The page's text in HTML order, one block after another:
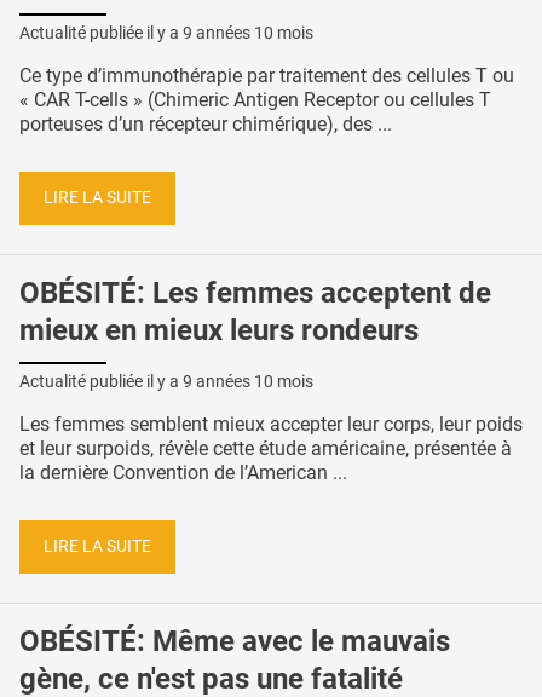
Actualité publiée il y a 9 années 10 mois
Ce type d’immunothérapie par traitement des cellules T ou
« CAR T-cells » (Chimeric Antigen Receptor ou cellules T
porteuses d’un récepteur chimérique), des ...
LIRE LA SUITE
OBÉSITÉ: Les femmes acceptent de
mieux en mieux leurs rondeurs
Actualité publiée il y a 9 années 10 mois
Les femmes semblent mieux accepter leur corps, leur poids
et leur surpoids, révèle cette étude américaine, présentée à
la dernière Convention de l’American ...
LIRE LA SUITE
OBÉSITÉ: Même avec le mauvais
gène, ce n'est pas une fatalité